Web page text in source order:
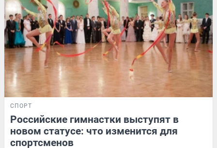
СПОРТ
Российские гимнастки выступят в
новом статусе: что изменится для
спортсменов